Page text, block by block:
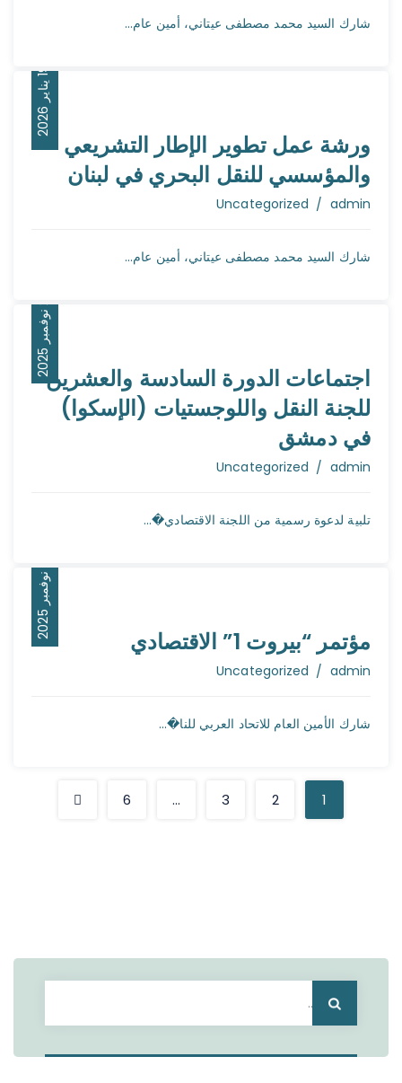
شارك السيد محمد مصطفى عيتاني، أمين عام...
1
9
ي
ن
ا
ي
ر
2
0
2
6
ورشة عمل تطوير الإطار التشريعي
والمؤسسي للنقل البحري في لبنان
Uncategorized
Author admin
شارك السيد محمد مصطفى عيتاني، أمين عام...
2
ن
و
ف
م
ب
ر
2
0
2
اجتماعات الدورة السادسة والعشرين
للجنة النقل واللوجستيات (الإسكوا)
في دمشق
Uncategorized
Author admin
تلبية لدعوة رسمية من اللجنة الاقتصادي�...
1
ن
و
ف
م
ب
ر
2
0
2
مؤتمر “بيروت 1” الاقتصادي
Uncategorized
Author admin
شارك الأمين العام للاتحاد العربي للنا�...
1
2
3
…
6
عن: